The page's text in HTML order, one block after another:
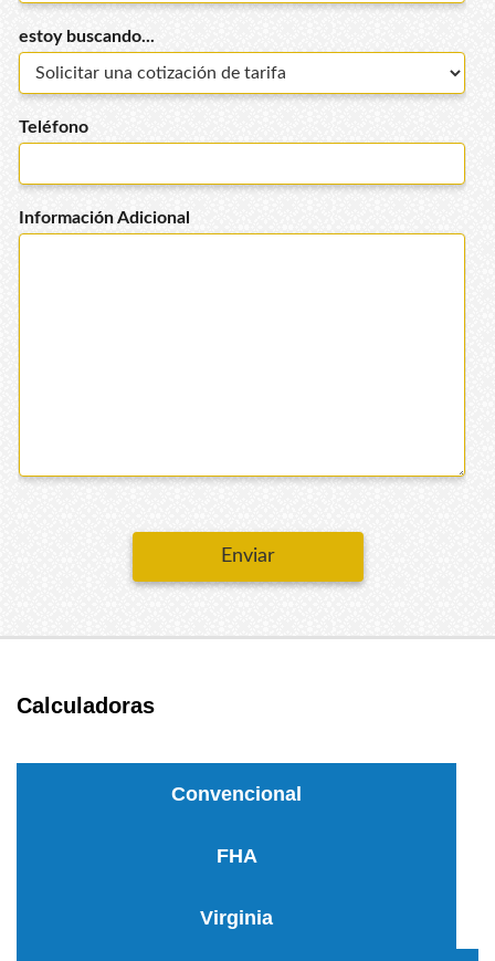
estoy buscando...
Teléfono
Información Adicional
Enviar
Calculadoras
Convencional
FHA
Virginia